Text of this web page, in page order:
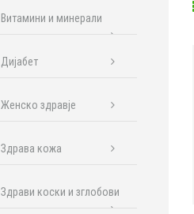
Витамини и минерали
Дијабет
Женско здравје
Здрава кожа
Здрави коски и зглобови